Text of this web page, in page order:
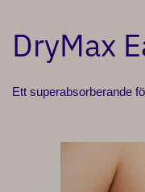
DryMax
Ett superabsorberande